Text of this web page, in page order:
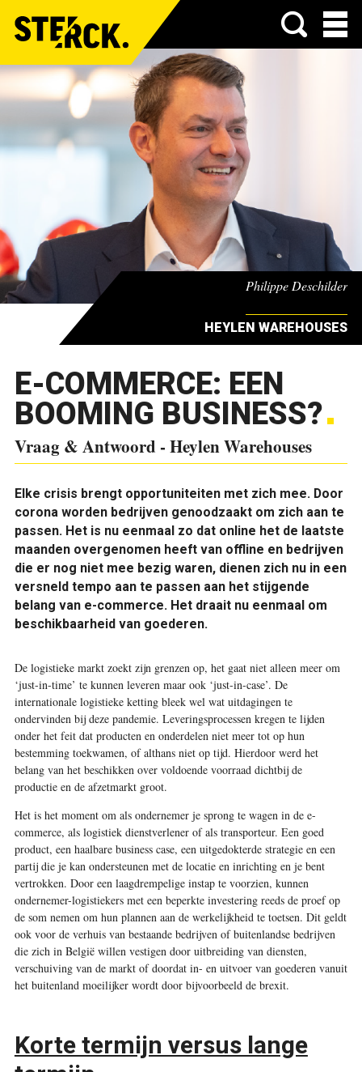
Menu
Philippe Deschilder
HEYLEN WAREHOUSES
E-COMMERCE: EEN
BOOMING BUSINESS?
Vraag & Antwoord - Heylen Warehouses
Elke crisis brengt opportuniteiten met zich mee. Door
corona worden bedrijven genoodzaakt om zich aan te
passen. Het is nu eenmaal zo dat online het de laatste
maanden overgenomen heeft van offline en bedrijven
die er nog niet mee bezig waren, dienen zich nu in een
versneld tempo aan te passen aan het stijgende
belang van e-commerce. Het draait nu eenmaal om
beschikbaarheid van goederen.
De logistieke markt zoekt zijn grenzen op, het gaat niet alleen meer om
‘just-in-time’ te kunnen leveren maar ook ‘just-in-case’. De
internationale logistieke ketting bleek wel wat uitdagingen te
ondervinden bij deze pandemie. Leveringsprocessen kregen te lijden
onder het feit dat producten en onderdelen niet meer tot op hun
bestemming toekwamen, of althans niet op tijd. Hierdoor werd het
belang van het beschikken over voldoende voorraad dichtbij de
productie en de afzetmarkt groot.
Het is het moment om als ondernemer je sprong te wagen in de e-
commerce, als logistiek dienstverlener of als transporteur. Een goed
product, een haalbare business case, een uitgedokterde strategie en een
partij die je kan ondersteunen met de locatie en inrichting en je bent
vertrokken. Door een laagdrempelige instap te voorzien, kunnen
ondernemer-logistiekers met een beperkte investering reeds de proef op
de som nemen om hun plannen aan de werkelijkheid te toetsen. Dit geldt
ook voor de verhuis van bestaande bedrijven of buitenlandse bedrijven
die zich in België willen vestigen door uitbreiding van diensten,
verschuiving van de markt of doordat in- en uitvoer van goederen vanuit
het buitenland moeilijker wordt door bijvoorbeeld de brexit.
Korte termijn versus lange